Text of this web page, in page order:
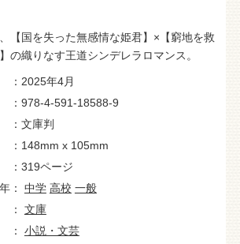
【国を失った無感情な姫君】×【窮地を救
の織りなす王道シンデレラロマンス。
2025年4月
978-4-591-18588-9
文庫判
148mm x 105mm
319ページ
中学 高校 一般
文庫
小説・文芸